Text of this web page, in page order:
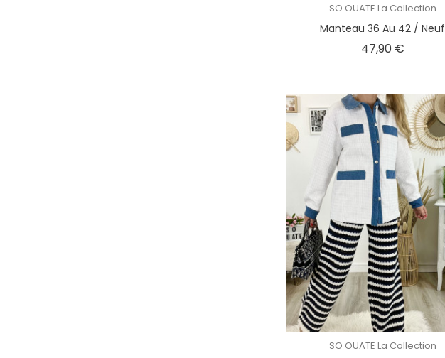
SO OUATE La Collection
Manteau 36 Au 42 / Neuf
47,90 €Prix
SO OUATE La Collection